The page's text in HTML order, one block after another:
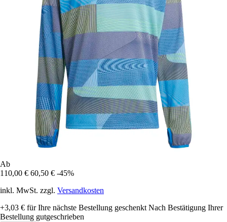
Ab
110,00 € 60,50 € -45%
inkl. MwSt. zzgl. Versandkosten
+3,03 € für Ihre nächste Bestellung geschenkt Nach Bestätigung Ihrer
Bestellung gutgeschrieben